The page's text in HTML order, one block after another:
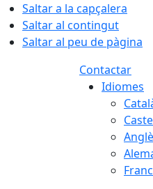
Saltar a la capçalera
Saltar al contingut
Saltar al peu de pàgina
Contactar
Idiomes